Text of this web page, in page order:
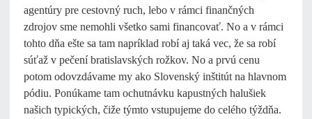
agentúry pre cestovný ruch, lebo v rámci finančných
zdrojov sme nemohli všetko sami financovať. No a v rámci
tohto dňa ešte sa tam napríklad robí aj taká vec, že sa robí
súťaž v pečení bratislavských rožkov. No a prvú cenu
potom odovzdávame my ako Slovenský inštitút na hlavnom
pódiu. Ponúkame tam ochutnávku kapustných halušiek
našich typických, čiže týmto vstupujeme do celého týždňa.